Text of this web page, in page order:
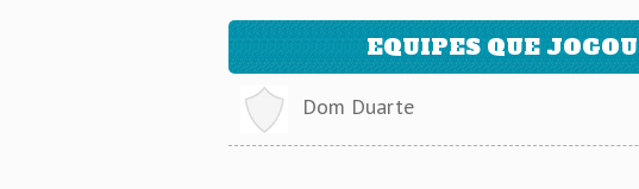
EQUIPES QUE JOGOU
Dom Duarte